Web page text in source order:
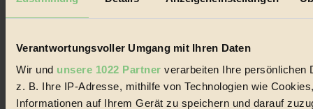
Verantwortungsvoller Umgang mit Ihren Daten
Wir und unsere 1022 Partner verarbeiten Ihre persönlichen
z. B. Ihre IP-Adresse, mithilfe von Technologien wie
Informationen auf Ihrem Gerät zu speichern und darauf
Biorama steht für einen nachhaltigen Lebensstil und bewussten
Lebenswandel. Es ist eine moderne Plattform für Ideen, Menschen
Handels mit Bioprodukten, des Fair-Trade sowie der Branche
alternativer Energien.
Social Media
22.601 Fans auf Facebook
3.415 Follower auf Twitter